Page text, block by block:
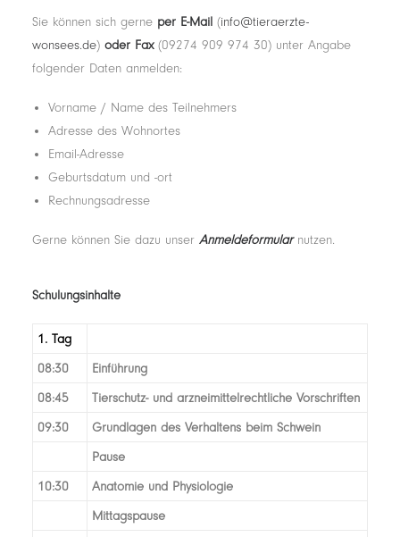
Sie können sich gerne per E-Mail (info@tieraerzte-
wonsees.de) oder Fax (09274 909 974 30) unter Angabe
folgender Daten anmelden:
Vorname / Name des Teilnehmers
Adresse des Wohnortes
Email-Adresse
Geburtsdatum und -ort
Rechnungsadresse
Gerne können Sie dazu unser Anmeldeformular nutzen.
Schulungsinhalte
1. Tag
08:30
Einführung
08:45
Tierschutz- und arzneimittelrechtliche Vorschriften
09:30
Grundlagen des Verhaltens beim Schwein
Pause
10:30
Anatomie und Physiologie
Mittagspause